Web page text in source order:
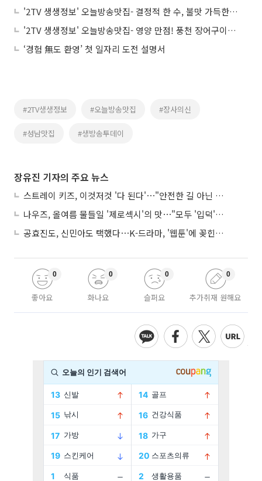
'2TV 생생정보' 오늘방송맛집- 결정적 한 수, 불맛 가득한 중식 한 상! 짜장면→탕수육 맛집 '분○'
'2TV 생생정보' 오늘방송맛집- 영양 만점! 풍천 장어구이ㆍ장어탕 맛집 '더○○○'
‘경험 無도 환영’ 첫 일자리 도전 설명서
#2TV생생정보 #오늘방송맛집 #장사의신
#성남맛집 #생방송투데이
장유진 기자의 주요 뉴스
스트레이 키즈, 이것저것 '다 된다'⋯"안전한 길 아닌 도전이 재밌어"
나우즈, 올여름 물들일 '제로섹시'의 맛⋯"모두 '입덕'시킬 것"
공효진도, 신민아도 택했다⋯K-드라마, '웹툰'에 꽂힌 이유
좋아요
0
화나요
0
슬퍼요
0
추가취재 원해요
0